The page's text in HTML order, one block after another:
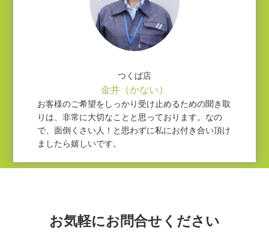
つくば店
金井（かない）
お客様のご希望をしっかり受け止めるための聞き取
りは、非常に大切なことと思っております。なの
で、面倒くさい人！と思わずに私にお付き合い頂け
ましたら嬉しいです。
お気軽にお問合せください